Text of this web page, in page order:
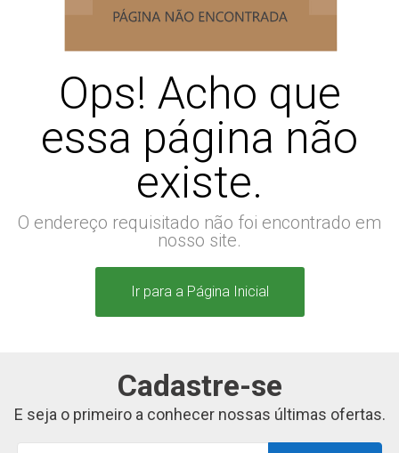
Ops! Acho que
essa página não
existe.
O endereço requisitado não foi encontrado em
nosso site.
Ir para a Página Inicial
Cadastre-se
E seja o primeiro a conhecer nossas últimas ofertas.